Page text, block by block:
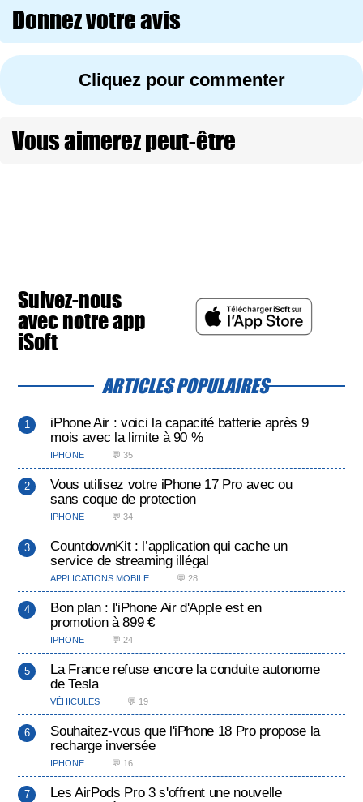
Donnez votre avis
Cliquez pour commenter
Vous aimerez peut-être
Suivez-nous
avec notre app
iSoft
ARTICLES POPULAIRES
iPhone Air : voici la capacité batterie après 9
mois avec la limite à 90 %
IPHONE 💬 35
Vous utilisez votre iPhone 17 Pro avec ou
sans coque de protection
IPHONE 💬 34
CountdownKit : l’application qui cache un
service de streaming illégal
APPLICATIONS MOBILE 💬 28
Bon plan : l'iPhone Air d'Apple est en
promotion à 899 €
IPHONE 💬 24
La France refuse encore la conduite autonome
de Tesla
VÉHICULES 💬 19
Souhaitez-vous que l'iPhone 18 Pro propose la
recharge inversée
IPHONE 💬 16
Les AirPods Pro 3 s'offrent une nouvelle